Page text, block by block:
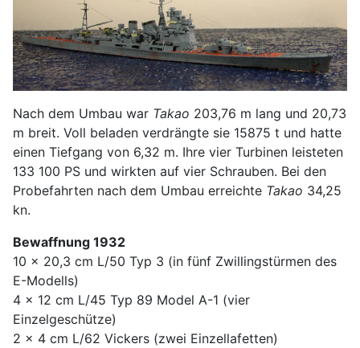
Nach dem Umbau war Takao 203,76 m lang und 20,73
m breit. Voll beladen verdrängte sie 15875 t und hatte
einen Tiefgang von 6,32 m. Ihre vier Turbinen leisteten
133 100 PS und wirkten auf vier Schrauben. Bei den
Probefahrten nach dem Umbau erreichte Takao 34,25
kn.
Bewaffnung 1932
10 x 20,3 cm L/50 Typ 3 (in fünf Zwillingstürmen des
E-Modells)
4 x 12 cm L/45 Typ 89 Model A-1 (vier
Einzelgeschütze)
2 x 4 cm L/62 Vickers (zwei Einzellafetten)